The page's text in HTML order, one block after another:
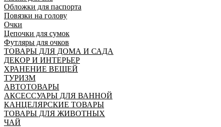
Обложки для паспорта
Повязки на голову
Очки
Цепочки для сумок
Футляры для очков
ТОВАРЫ ДЛЯ ДОМА И САДА
ДЕКОР И ИНТЕРЬЕР
ХРАНЕНИЕ ВЕЩЕЙ
ТУРИЗМ
АВТОТОВАРЫ
АКСЕССУАРЫ ДЛЯ ВАННОЙ
КАНЦЕЛЯРСКИЕ ТОВАРЫ
ТОВАРЫ ДЛЯ ЖИВОТНЫХ
ЧАЙ